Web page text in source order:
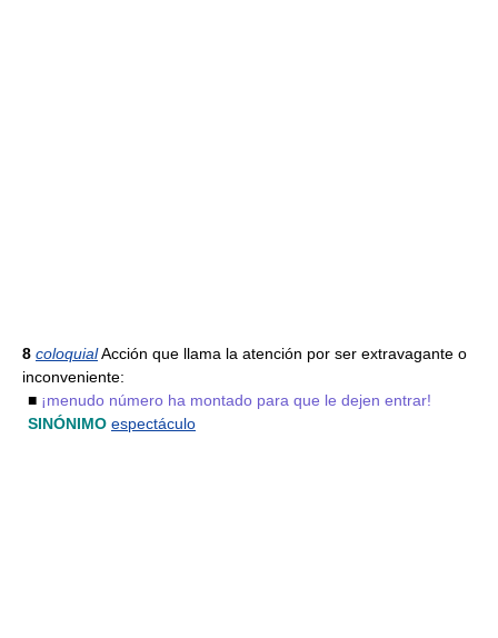
8 coloquialAcción que llama la atención por ser extravagante o
inconveniente:
■ ¡menudo número ha montado para que le dejen entrar!
SINÓNIMO espectáculo